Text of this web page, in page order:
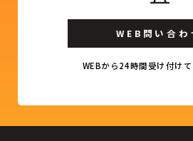
WEB問い合わ
WEBから24時間受け付けて